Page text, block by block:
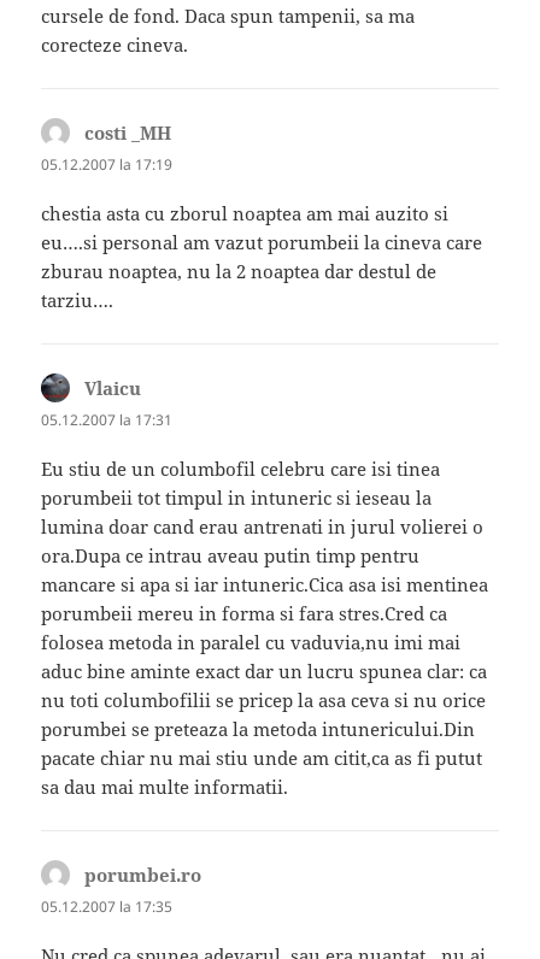
cursele de fond. Daca spun tampenii, sa ma
corecteze cineva.
costi _MH
05.12.2007 la 17:19
chestia asta cu zborul noaptea am mai auzito si
eu….si personal am vazut porumbeii la cineva care
zburau noaptea, nu la 2 noaptea dar destul de
tarziu….
Vlaicu
05.12.2007 la 17:31
Eu stiu de un columbofil celebru care isi tinea
porumbeii tot timpul in intuneric si ieseau la
lumina doar cand erau antrenati in jurul volierei o
ora.Dupa ce intrau aveau putin timp pentru
mancare si apa si iar intuneric.Cica asa isi mentinea
porumbeii mereu in forma si fara stres.Cred ca
folosea metoda in paralel cu vaduvia,nu imi mai
aduc bine aminte exact dar un lucru spunea clar: ca
nu toti columbofilii se pricep la asa ceva si nu orice
porumbei se preteaza la metoda intunericului.Din
pacate chiar nu mai stiu unde am citit,ca as fi putut
sa dau mai multe informatii.
porumbei.ro
05.12.2007 la 17:35